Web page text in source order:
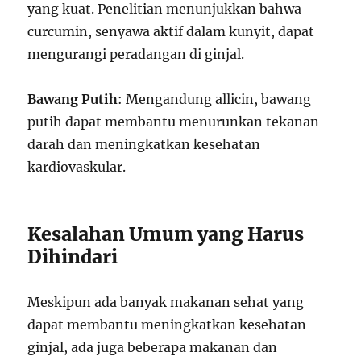
yang kuat. Penelitian menunjukkan bahwa
curcumin, senyawa aktif dalam kunyit, dapat
mengurangi peradangan di ginjal.
Bawang Putih: Mengandung allicin, bawang
putih dapat membantu menurunkan tekanan
darah dan meningkatkan kesehatan
kardiovaskular.
Kesalahan Umum yang Harus
Dihindari
Meskipun ada banyak makanan sehat yang
dapat membantu meningkatkan kesehatan
ginjal, ada juga beberapa makanan dan